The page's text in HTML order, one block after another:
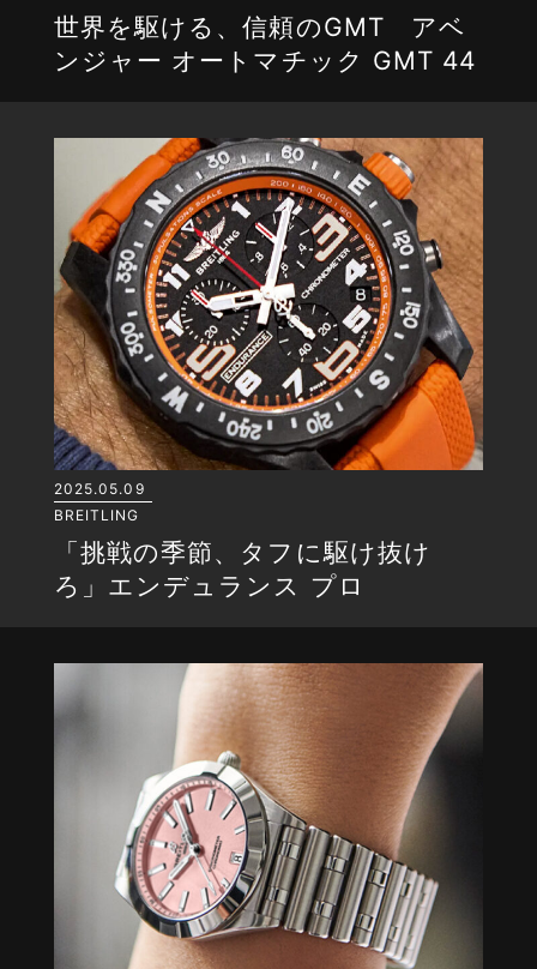
世界を駆ける、信頼のGMT アベ
ンジャー オートマチック GMT 44
2025.05.09
BREITLING
「挑戦の季節、タフに駆け抜け
ろ」エンデュランス プロ